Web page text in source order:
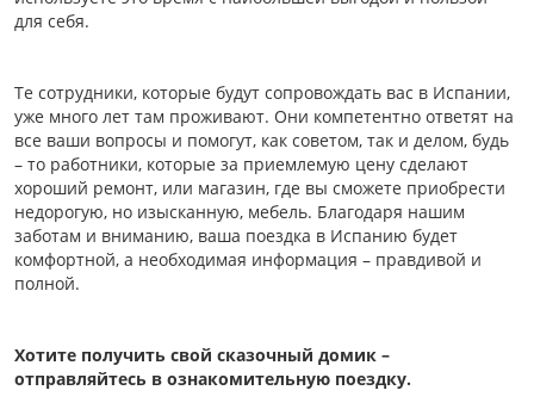
для себя.
Те сотрудники, которые будут сопровождать вас в Испании,
уже много лет там проживают. Они компетентно ответят на
все ваши вопросы и помогут, как советом, так и делом, будь
– то работники, которые за приемлемую цену сделают
хороший ремонт, или магазин, где вы сможете приобрести
недорогую, но изысканную, мебель. Благодаря нашим
заботам и вниманию, ваша поездка в Испанию будет
комфортной, а необходимая информация – правдивой и
полной.
Хотите получить свой сказочный домик –
отправляйтесь в ознакомительную поездку.